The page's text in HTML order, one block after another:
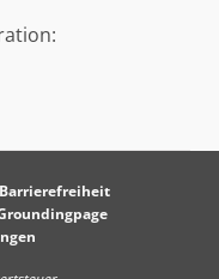
Barrierefreiheit